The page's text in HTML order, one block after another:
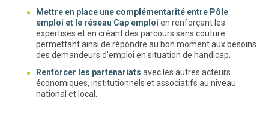
Mettre en place une complémentarité entre Pôle
emploi et le réseau Cap emploi en renforçant les
expertises et en créant des parcours sans couture
permettant ainsi de répondre au bon moment aux besoins
des demandeurs d'emploi en situation de handicap.
Renforcer les partenariats avec les autres acteurs
économiques, institutionnels et associatifs au niveau
national et local.